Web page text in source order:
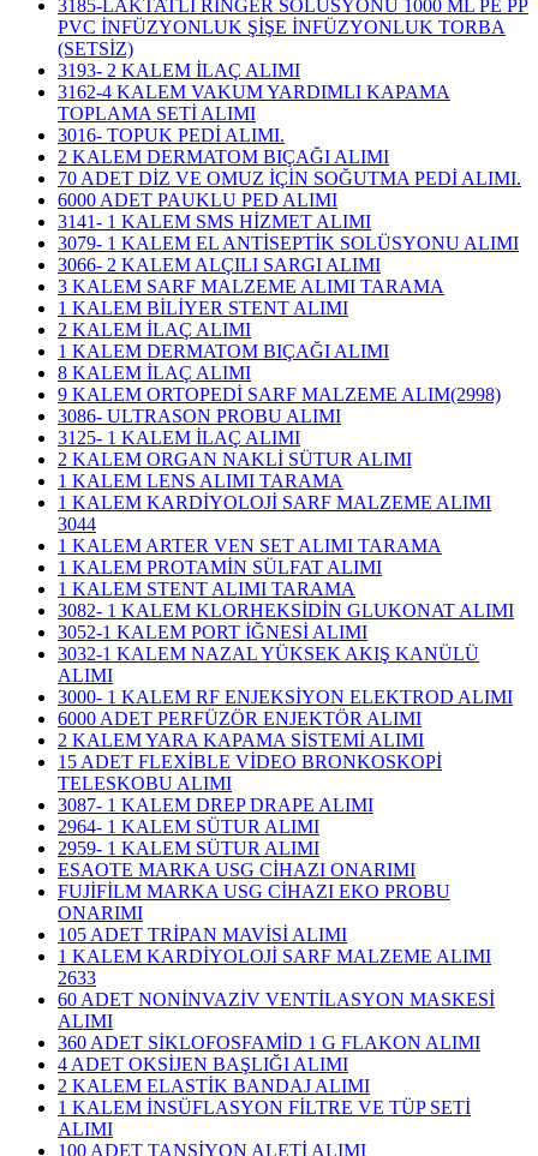
3185-LAKTATLI RİNGER SOLÜSYONU 1000 ML PE PP
PVC İNFÜZYONLUK ŞİŞE İNFÜZYONLUK TORBA
(SETSİZ)
3193- 2 KALEM İLAÇ ALIMI
3162-4 KALEM VAKUM YARDIMLI KAPAMA
TOPLAMA SETİ ALIMI
3016- TOPUK PEDİ ALIMI.
2 KALEM DERMATOM BIÇAĞI ALIMI
70 ADET DİZ VE OMUZ İÇİN SOĞUTMA PEDİ ALIMI.
6000 ADET PAUKLU PED ALIMI
3141- 1 KALEM SMS HİZMET ALIMI
3079- 1 KALEM EL ANTİSEPTİK SOLÜSYONU ALIMI
3066- 2 KALEM ALÇILI SARGI ALIMI
3 KALEM SARF MALZEME ALIMI TARAMA
1 KALEM BİLİYER STENT ALIMI
2 KALEM İLAÇ ALIMI
1 KALEM DERMATOM BIÇAĞI ALIMI
8 KALEM İLAÇ ALIMI
9 KALEM ORTOPEDİ SARF MALZEME ALIM(2998)
3086- ULTRASON PROBU ALIMI
3125- 1 KALEM İLAÇ ALIMI
2 KALEM ORGAN NAKLİ SÜTUR ALIMI
1 KALEM LENS ALIMI TARAMA
1 KALEM KARDİYOLOJİ SARF MALZEME ALIMI
3044
1 KALEM ARTER VEN SET ALIMI TARAMA
1 KALEM PROTAMİN SÜLFAT ALIMI
1 KALEM STENT ALIMI TARAMA
3082- 1 KALEM KLORHEKSİDİN GLUKONAT ALIMI
3052-1 KALEM PORT İĞNESİ ALIMI
3032-1 KALEM NAZAL YÜKSEK AKIŞ KANÜLÜ
ALIMI
3000- 1 KALEM RF ENJEKSİYON ELEKTROD ALIMI
6000 ADET PERFÜZÖR ENJEKTÖR ALIMI
2 KALEM YARA KAPAMA SİSTEMİ ALIMI
15 ADET FLEXİBLE VİDEO BRONKOSKOPİ
TELESKOBU ALIMI
3087- 1 KALEM DREP DRAPE ALIMI
2964- 1 KALEM SÜTUR ALIMI
2959- 1 KALEM SÜTUR ALIMI
ESAOTE MARKA USG CİHAZI ONARIMI
FUJİFİLM MARKA USG CİHAZI EKO PROBU
ONARIMI
105 ADET TRİPAN MAVİSİ ALIMI
1 KALEM KARDİYOLOJİ SARF MALZEME ALIMI
2633
60 ADET NONİNVAZİV VENTİLASYON MASKESİ
ALIMI
360 ADET SİKLOFOSFAMİD 1 G FLAKON ALIMI
4 ADET OKSİJEN BAŞLIĞI ALIMI
2 KALEM ELASTİK BANDAJ ALIMI
1 KALEM İNSÜFLASYON FİLTRE VE TÜP SETİ
ALIMI
100 ADET TANSİYON ALETİ ALIMI